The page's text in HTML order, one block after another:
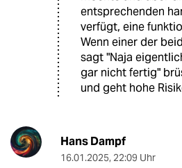
entsprechenden
verfügt, eine
Wenn einer der
sagt "Naja
gar nicht fertig"
und geht hohe
Hans Dampf
16.01.2025, 22:09 Uhr